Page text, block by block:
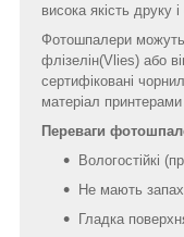
висока якість друку
Фотошпалери можуть
флізелін(Vlies) або
сертифіковані
матеріал принтерами
Переваги
Вологостійкі
Не мають
Гладка